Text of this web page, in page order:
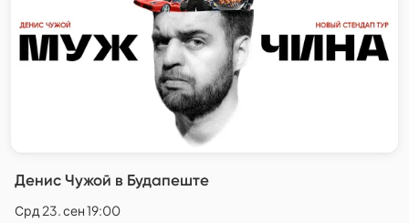
Денис Чужой в Будапеште
Срд 23. сен 19:00